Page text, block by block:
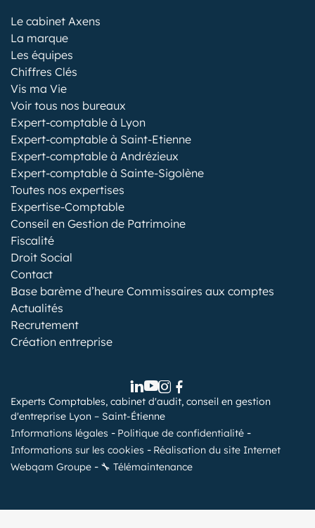
Le cabinet Axens
La marque
Les équipes
Chiffres Clés
Vis ma Vie
Voir tous nos bureaux
Expert-comptable à Lyon
Expert-comptable à Saint-Etienne
Expert-comptable à Andrézieux
Expert-comptable à Sainte-Sigolène
Toutes nos expertises
Expertise-Comptable
Conseil en Gestion de Patrimoine
Fiscalité
Droit Social
Contact
Base barème d’heure Commissaires aux comptes
Actualités
Recrutement
Création entreprise
Experts Comptables, cabinet d'audit, conseil en gestion
d'entreprise Lyon – Saint-Étienne
Informations légales
Politique de confidentialité
Informations sur les cookies
Réalisation du site Internet
Webqam Groupe
🔧 Télémaintenance